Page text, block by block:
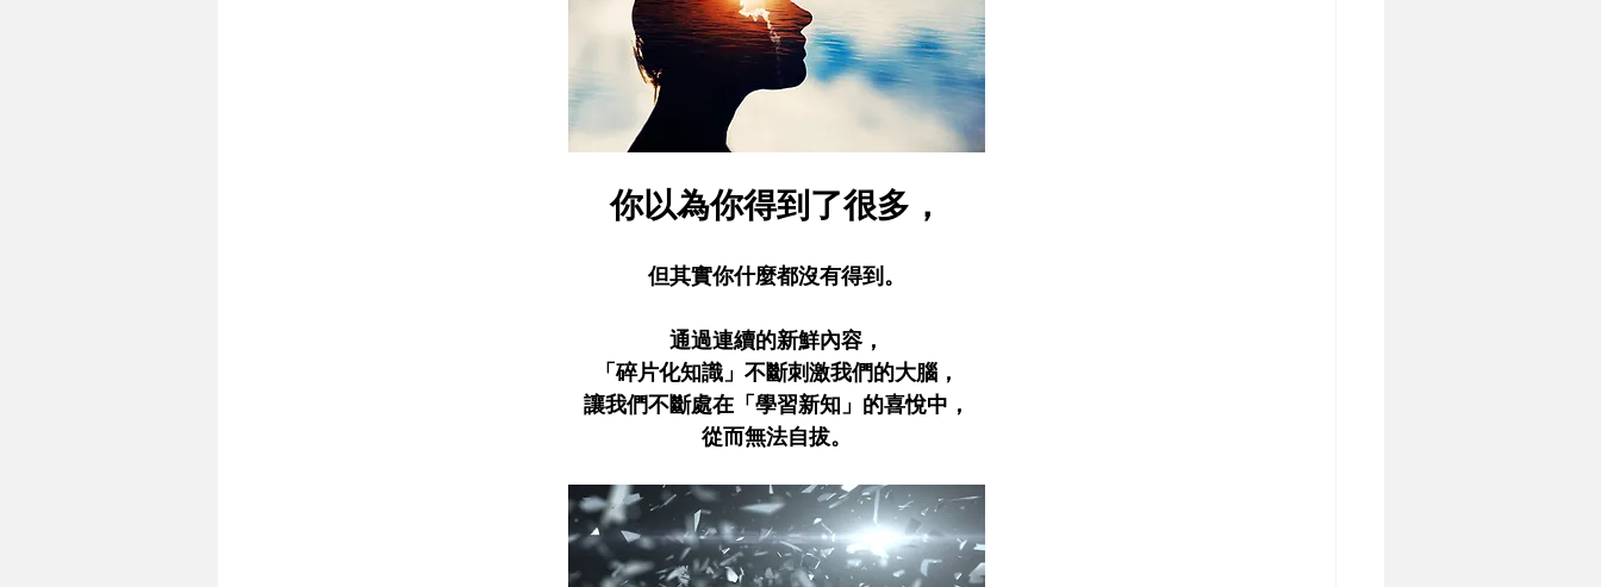
你以為你得到了很多，
但其實你什麼都沒有得到。
通過連續的新鮮內容，
「碎片化知識」不斷刺激我們的大腦，
讓我們不斷處在「學習新知」的喜悅中，
從而無法自拔。